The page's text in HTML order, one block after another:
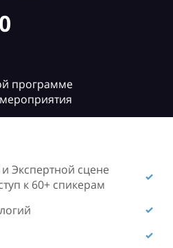
программе
Экспертной сцене
к 60+ спикерам